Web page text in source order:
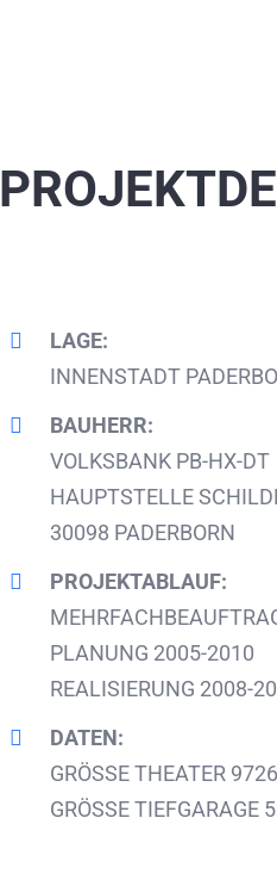
LAGE:
INNENSTADT
BAUHERR:
VOLKSBANK PB-HX-DT
HAUPTSTELLE
30098 PADERBORN
PROJEKTABLAUF:
PLANUNG 2005-2010
REALISIERUNG 2008-
DATEN:
GRÖSSE THEATER
GRÖSSE TIEFGARAGE